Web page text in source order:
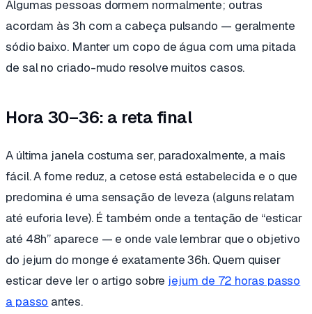
Algumas pessoas dormem normalmente; outras
acordam às 3h com a cabeça pulsando — geralmente
sódio baixo. Manter um copo de água com uma pitada
de sal no criado-mudo resolve muitos casos.
Hora 30–36: a reta final
A última janela costuma ser, paradoxalmente, a mais
fácil. A fome reduz, a cetose está estabelecida e o que
predomina é uma sensação de leveza (alguns relatam
até euforia leve). É também onde a tentação de “esticar
até 48h” aparece — e onde vale lembrar que o objetivo
do jejum do monge é exatamente 36h. Quem quiser
esticar deve ler o artigo sobre jejum de 72 horas passo
a passo antes.